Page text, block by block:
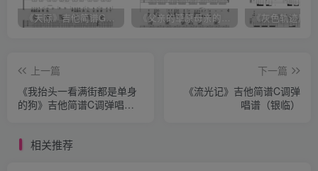
《天际》吉他简谱G调弹唱谱（姜玉阳） 《父亲的草原母亲的河》吉他简谱C调弹唱谱（腾格尔）
上一篇
《我抬头一看满街都是单身
的狗》吉他简谱C调弹唱谱
下一篇
《流光记》吉他简谱C调弹
唱谱（银临）
相关推荐